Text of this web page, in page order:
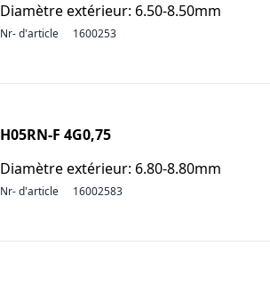
Diamètre extérieur: 6.50-8.50mm
Nr- d'article 1600253
H05RN-F 4G0,75
Diamètre extérieur: 6.80-8.80mm
Nr- d'article 16002583